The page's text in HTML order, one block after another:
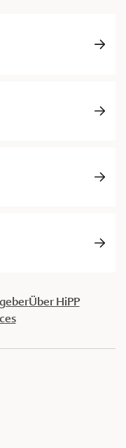
Über HiPP